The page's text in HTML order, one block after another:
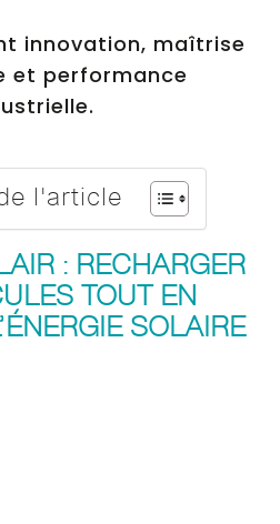
innovation, maîtrise
et performance
l'article
: RECHARGER
TOUT EN
SOLAIRE